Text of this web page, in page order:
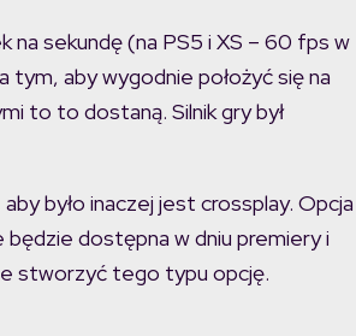
na sekundę (na PS5 i XS – 60 fps w
aby wygodnie położyć się na
to to dostaną. Silnik gry był
było inaczej jest crossplay. Opcja
będzie dostępna w dniu premiery i
stworzyć tego typu opcję.